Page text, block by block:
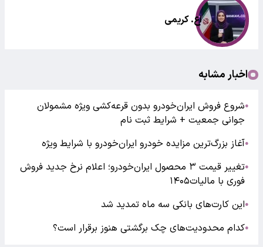
اع. کریمی
اخبار مشابه
●شروع فروش ایران‌خودرو بدون قرعه‌کشی ویژه مشمولان
جوانی جمعیت + شرایط ثبت نام
●آغاز بزرگ‌ترین مزایده خودرو ایران‌خودرو با شرایط ویژه
●
تغییر قیمت ۳ محصول ایران‌خودرو؛ اعلام نرخ جدید فروش
فوری با مالیات۱۴۰۵
●این کارت‌های بانکی سه ماه تمدید شد
●کدام محدودیت‌های چک برگشتی هنوز برقرار است؟